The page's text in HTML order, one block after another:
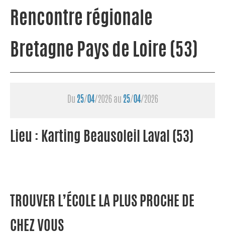
Rencontre régionale
Bretagne Pays de Loire (53)
Du 25/04/2026 au 25/04/2026
Lieu : Karting Beausoleil Laval (53)
TROUVER L’ÉCOLE LA PLUS PROCHE DE
CHEZ VOUS